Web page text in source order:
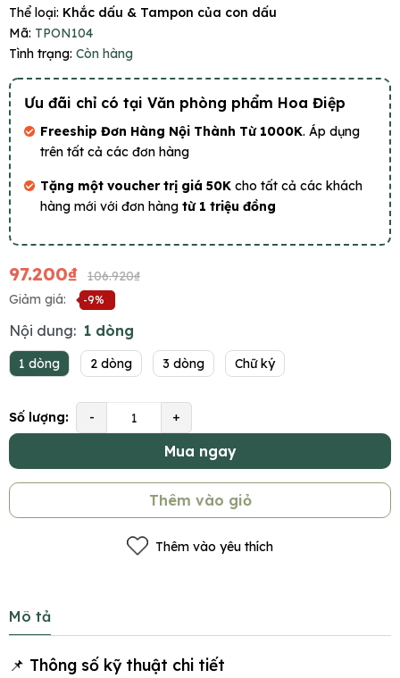
Thể loại: Khắc dấu & Tampon của con dấu
Mã: TPON104
Tình trạng: Còn hàng
Ưu đãi chỉ có tại Văn phòng phẩm Hoa Điệp
Freeship Đơn Hàng Nội Thành Từ 1000K. Áp dụng
trên tất cả các đơn hàng
Tặng một voucher trị giá 50K cho tất cả các khách
hàng mới với đơn hàng từ 1 triệu đồng
97.200₫
106.920₫
Giảm giá:
-9%
Nội dung: 1 dòng
1 dòng 2 dòng 3 dòng Chữ ký
Số lượng: - +
Mua ngay
Thêm vào giỏ
Thêm vào yêu thích
Mô tả
📌 Thông số kỹ thuật chi tiết